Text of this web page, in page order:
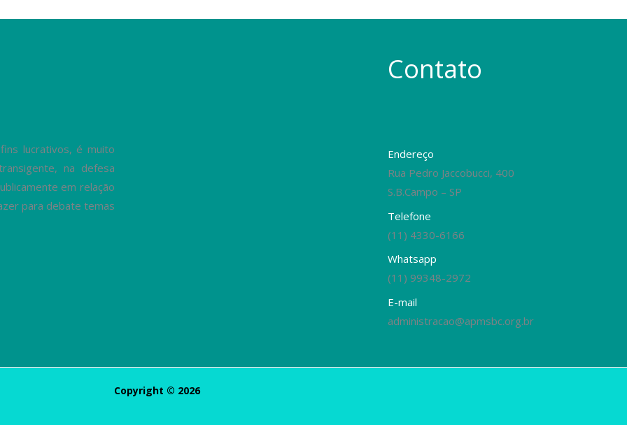
lucrativos, é muito
na defesa
em relação
para debate temas
Contato
Endereço
Rua Pedro Jaccobucci, 400
S.B.Campo – SP
Telefone
(11) 4330-6166
Whatsapp
(11) 99348-2972
E-mail
administracao@apmsbc.org.br
Copyright © 2026